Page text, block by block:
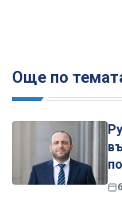
Още по